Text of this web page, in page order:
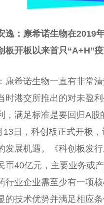
逸：康希诺生物在2019
板开板以来首只“A+H”
康希诺生物一直有非常
时港交所推出的对未盈
，满足标准是要回归A股
13日，科创板正式开板
发展机遇。《科创板发
币40亿元，主要业务或
行业企业需至少有一项
的技术优势并满足相应